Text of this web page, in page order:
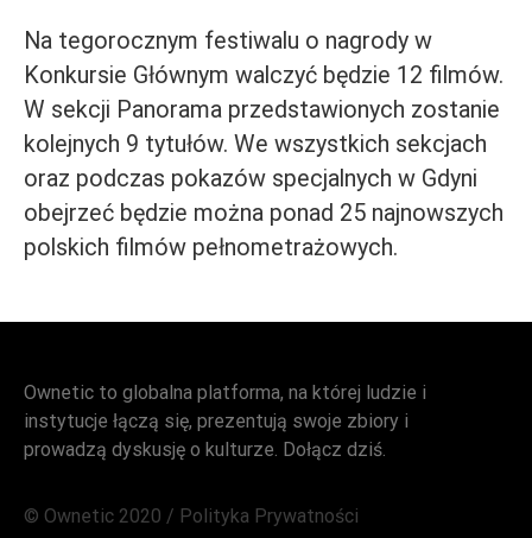
Na tegorocznym festiwalu o nagrody w
Konkursie Głównym walczyć będzie 12 filmów.
W sekcji Panorama przedstawionych zostanie
kolejnych 9 tytułów. We wszystkich sekcjach
oraz podczas pokazów specjalnych w Gdyni
obejrzeć będzie można ponad 25 najnowszych
polskich filmów pełnometrażowych.
Ownetic to globalna platforma, na której ludzie i
instytucje łączą się, prezentują swoje zbiory i
prowadzą dyskusję o kulturze. Dołącz dziś.
© Ownetic 2020 / Polityka Prywatności